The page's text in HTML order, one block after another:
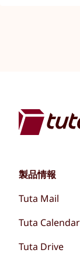
製品情報
Tuta Mail
Tuta Calendar
Tuta Drive